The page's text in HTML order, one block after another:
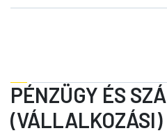
PÉNZÜGY ÉS
(VÁLLALKOZÁSI)